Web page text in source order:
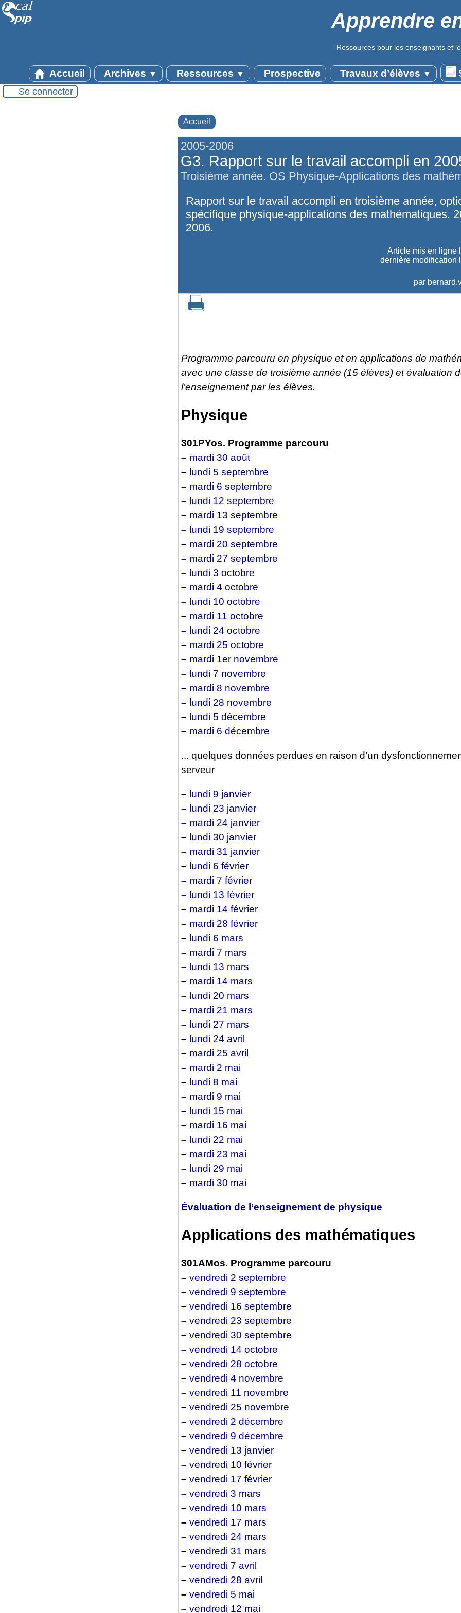
Apprendre
Ressources pour les enseignants et
Accueil Archives ▼ Ressources ▼ Prospective Travaux d’élèves ▼
Se connecter
Accueil
2005-2006
G3. Rapport sur le travail accompli en
Troisième année. OS Physique-Applications des
Rapport sur le travail accompli en troisième année,
spécifique physique-applications des mathématiques.
2006.
Article mis en ligne
dernière modification
par
Programme parcouru en physique et en applications de
avec une classe de troisième année (15 élèves) et évaluation
l’enseignement par les élèves.
Physique
301PYos. Programme parcouru
– mardi 30 août
– lundi 5 septembre
– mardi 6 septembre
– lundi 12 septembre
– mardi 13 septembre
– lundi 19 septembre
– mardi 20 septembre
– mardi 27 septembre
– lundi 3 octobre
– mardi 4 octobre
– lundi 10 octobre
– mardi 11 octobre
– lundi 24 octobre
– mardi 25 octobre
– mardi 1er novembre
– lundi 7 novembre
– mardi 8 novembre
– lundi 28 novembre
– lundi 5 décembre
– mardi 6 décembre
... quelques données perdues en raison d’un
serveur
– lundi 9 janvier
– lundi 23 janvier
– mardi 24 janvier
– lundi 30 janvier
– mardi 31 janvier
– lundi 6 février
– mardi 7 février
– lundi 13 février
– mardi 14 février
– mardi 28 février
– lundi 6 mars
– mardi 7 mars
– lundi 13 mars
– mardi 14 mars
– lundi 20 mars
– mardi 21 mars
– lundi 27 mars
– lundi 24 avril
– mardi 25 avril
– mardi 2 mai
– lundi 8 mai
– mardi 9 mai
– lundi 15 mai
– mardi 16 mai
– lundi 22 mai
– mardi 23 mai
– lundi 29 mai
– mardi 30 mai
Évaluation de l’enseignement de physique
Applications des mathématiques
301AMos. Programme parcouru
– vendredi 2 septembre
– vendredi 9 septembre
– vendredi 16 septembre
– vendredi 23 septembre
– vendredi 30 septembre
– vendredi 14 octobre
– vendredi 28 octobre
– vendredi 4 novembre
– vendredi 11 novembre
– vendredi 25 novembre
– vendredi 2 décembre
– vendredi 9 décembre
– vendredi 13 janvier
– vendredi 10 février
– vendredi 17 février
– vendredi 3 mars
– vendredi 10 mars
– vendredi 17 mars
– vendredi 24 mars
– vendredi 31 mars
– vendredi 7 avril
– vendredi 28 avril
– vendredi 5 mai
– vendredi 12 mai